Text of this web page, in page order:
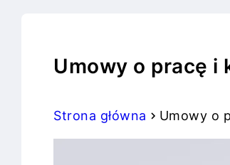
Umowy o pracę i
Strona główna Umowy o